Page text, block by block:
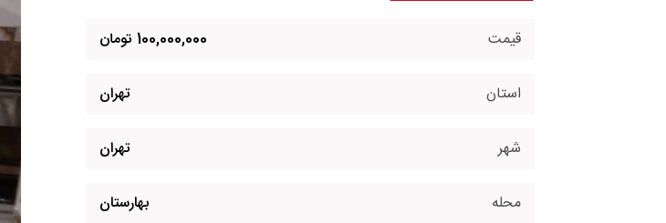
قیمت 100,000,000 تومان
استان تهران
شهر تهران
محله بهارستان